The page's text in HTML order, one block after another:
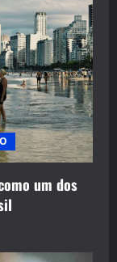
um dos